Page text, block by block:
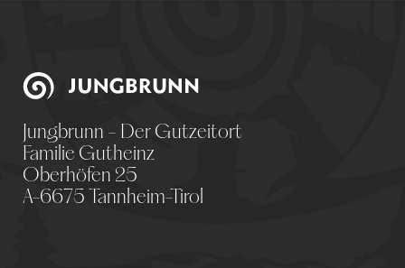
Jungbrunn - Der Gutzeitort
Familie Gutheinz
Oberhöfen 25
A-6675 Tannheim-Tirol